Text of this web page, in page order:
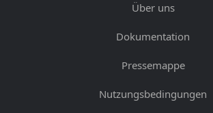
Über uns
Dokumentation
Pressemappe
Nutzungsbedingungen